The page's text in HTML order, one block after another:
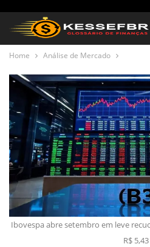
Home Análise de Mercado
Ibovespa abre setembro em leve
R$ 5,43